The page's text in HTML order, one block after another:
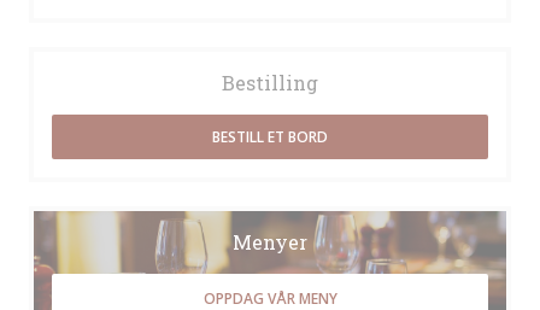
Bestilling
BESTILL ET BORD
Menyer
OPPDAG VÅR MENY